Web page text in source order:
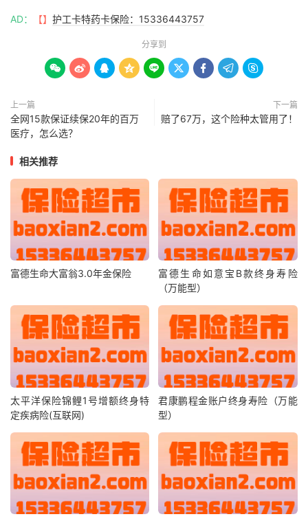
AD： 【】 护工卡特药卡保险：15336443757
分享到
        
上一篇
全网15款保证续保20年的百万
医疗，怎么选？
下一篇
赔了67万，这个险种太管用了！
相关推荐
富德生命大富翁3.0年金保险
富德生命如意宝B款终身寿险
（万能型）
太平洋保险锦鲤1号增额终身特
定疾病险(互联网)
君康鹏程金账户终身寿险（万能
型）